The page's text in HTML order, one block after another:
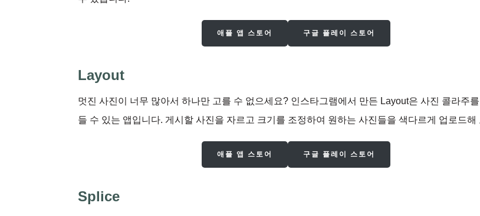
애플 앱 스토어 구글 플레이 스토어
Layout
멋진 사진이 너무 많아서 하나만 고를 수 없으세요? 인스타그램에서 만든 Layout은 사진 콜라주
들 수 있는 앱입니다. 게시할 사진을 자르고 크기를 조정하여 원하는 사진들을 색다르게 업로드해
애플 앱 스토어 구글 플레이 스토어
Splice